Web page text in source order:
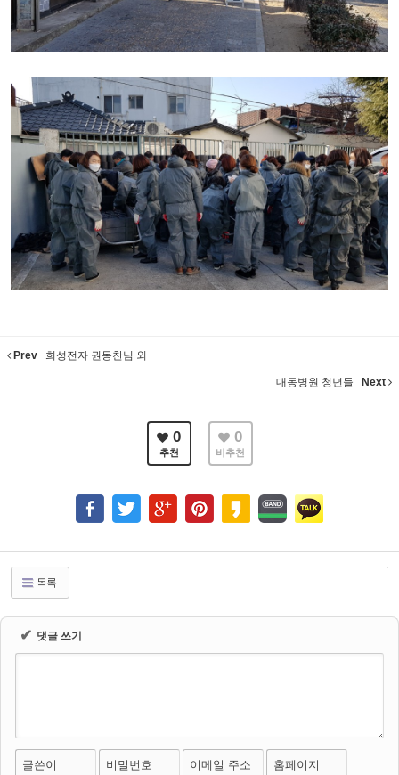
Prev 희성전자 권동찬님 외
대동병원 청년들 Next
0
추천
0
비추천
목록
✔ 댓글 쓰기
글쓴이 비밀번호 이메일 주소 홈페이지